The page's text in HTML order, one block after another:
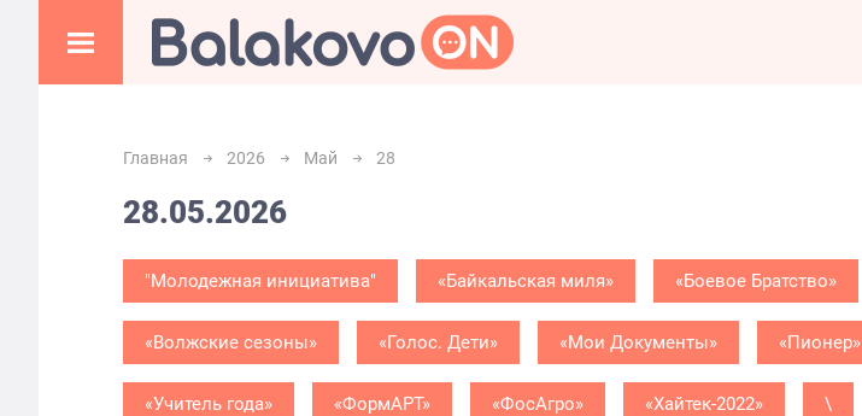
Главная 2026 Май 28
28.05.2026
"Молодежная инициатива" «Байкальская миля» «Боевое Братство»
«Волжские сезоны» «Голос. Дети» «Мои Документы» «Пионер»
«Учитель года» «ФормАРТ» «ФосАгро» «Хайтек-2022» \